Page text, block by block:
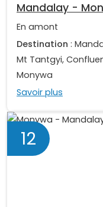
Mandalay -
En amont
Destination :
Mt Tantgyi,
Monywa
Savoir plus
12